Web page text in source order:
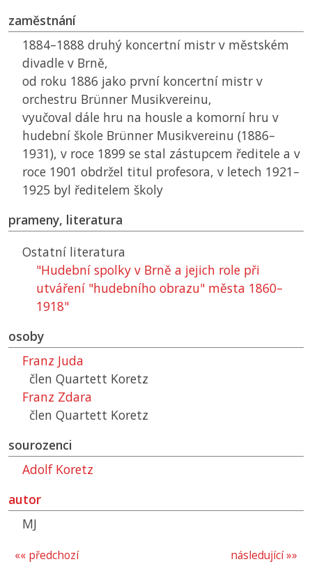
zaměstnání
1884–1888 druhý koncertní mistr v městském
divadle v Brně,
od roku 1886 jako první koncertní mistr v
orchestru Brünner Musikvereinu,
vyučoval dále hru na housle a komorní hru v
hudební škole Brünner Musikvereinu (1886–
1931), v roce 1899 se stal zástupcem ředitele a v
roce 1901 obdržel titul profesora, v letech 1921–
1925 byl ředitelem školy
prameny, literatura
Ostatní literatura
"Hudební spolky v Brně a jejich role při
utváření "hudebního obrazu" města 1860–
1918"
osoby
Franz Juda
člen Quartett Koretz
Franz Zdara
člen Quartett Koretz
sourozenci
Adolf Koretz
autor
MJ
následující »»
«« předchozí